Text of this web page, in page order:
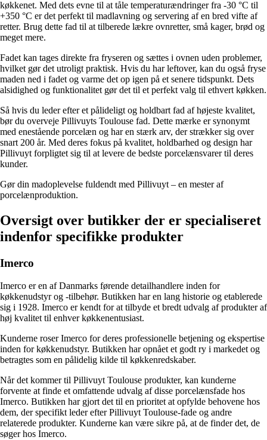
køkkenet. Med dets evne til at tåle temperaturændringer fra -30 °C til
+350 °C er det perfekt til madlavning og servering af en bred vifte af
retter. Brug dette fad til at tilberede lækre ovnretter, små kager, brød og
meget mere.
Fadet kan tages direkte fra fryseren og sættes i ovnen uden problemer,
hvilket gør det utroligt praktisk. Hvis du har leftover, kan du også fryse
maden ned i fadet og varme det op igen på et senere tidspunkt. Dets
alsidighed og funktionalitet gør det til et perfekt valg til ethvert køkken.
Så hvis du leder efter et pålideligt og holdbart fad af højeste kvalitet,
bør du overveje Pillivuyts Toulouse fad. Dette mærke er synonymt
med enestående porcelæn og har en stærk arv, der strækker sig over
snart 200 år. Med deres fokus på kvalitet, holdbarhed og design har
Pillivuyt forpligtet sig til at levere de bedste porcelænsvarer til deres
kunder.
Gør din madoplevelse fuldendt med Pillivuyt – en mester af
porcelænproduktion.
Oversigt over butikker der er specialiseret
indenfor specifikke produkter
Imerco
Imerco er en af ​​Danmarks førende detailhandlere inden for
køkkenudstyr og -tilbehør. Butikken har en lang historie og etablerede
sig i 1928. Imerco er kendt for at tilbyde et bredt udvalg af produkter af
høj kvalitet til enhver køkkenentusiast.
Kunderne roser Imerco for deres professionelle betjening og ekspertise
inden for køkkenudstyr. Butikken har opnået et godt ry i markedet og
betragtes som en pålidelig kilde til køkkenredskaber.
Når det kommer til Pillivuyt Toulouse produkter, kan kunderne
forvente at finde et omfattende udvalg af disse porcelænsfade hos
Imerco. Butikken har gjort det til en prioritet at opfylde behovene hos
dem, der specifikt leder efter Pillivuyt Toulouse-fade og andre
relaterede produkter. Kunderne kan være sikre på, at de finder det, de
søger hos Imerco.